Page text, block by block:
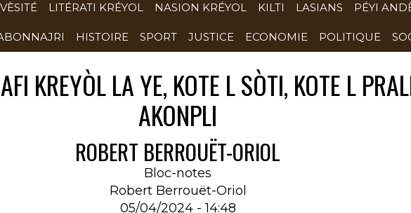
LITÉRATI KRÉYOL NASION KRÉYOL KILTI LASIANS PÉYI
HISTOIRE SPORT JUSTICE ECONOMIE POLITIQUE
KREYÒL LA YE, KOTE L SÒTI, KOTE L
AKONPLI
ROBERT BERROUËT-ORIOL
Bloc-notes
Robert Berrouët-Oriol
05/04/2024 - 14:48